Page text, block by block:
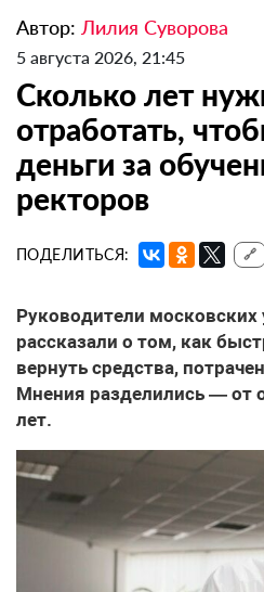
Автор: Лилия Суворова
5 августа 2026, 21:45
Сколько лет
отработать,
деньги за
ректоров
ПОДЕЛИТЬСЯ: 🔗
Руководители московских
рассказали о том, как
вернуть средства,
Мнения разделились — от
лет.